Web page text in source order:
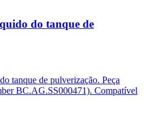
do tanque de
tanque de pulverização. Peça
BC.AG.SS000471). Compatível